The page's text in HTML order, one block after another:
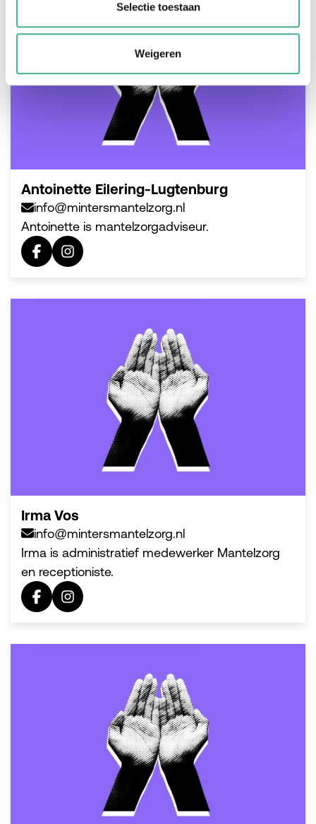
Selectie toestaan
Weigeren
Antoinette Eilering-Lugtenburg
info@mintersmantelzorg.nl
Antoinette is mantelzorgadviseur.
Irma Vos
info@mintersmantelzorg.nl
Irma is administratief medewerker Mantelzorg
en receptioniste.